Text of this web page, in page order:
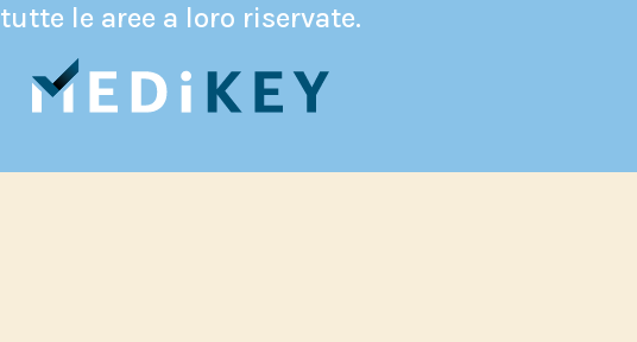
tutte le aree a loro riservate.